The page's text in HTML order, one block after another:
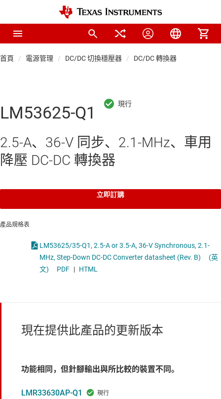
首頁 電源管理 DC/DC 切換穩壓器 DC/DC 轉換器
LM53625-Q1
2.5-A、36-V 同步、2.1-MHz、車用
降壓 DC-DC 轉換器
立即訂購
產品規格表
LM53625/35-Q1, 2.5-A or 3.5-A, 36-V Synchronous, 2.1-
MHz, Step-Down DC-DC Converter datasheet (Rev. B)
(英
文)
PDF | HTML
現在提供此產品的更新版本
功能相同，但針腳輸出與所比較的裝置不同。
LMR33630AP-Q1